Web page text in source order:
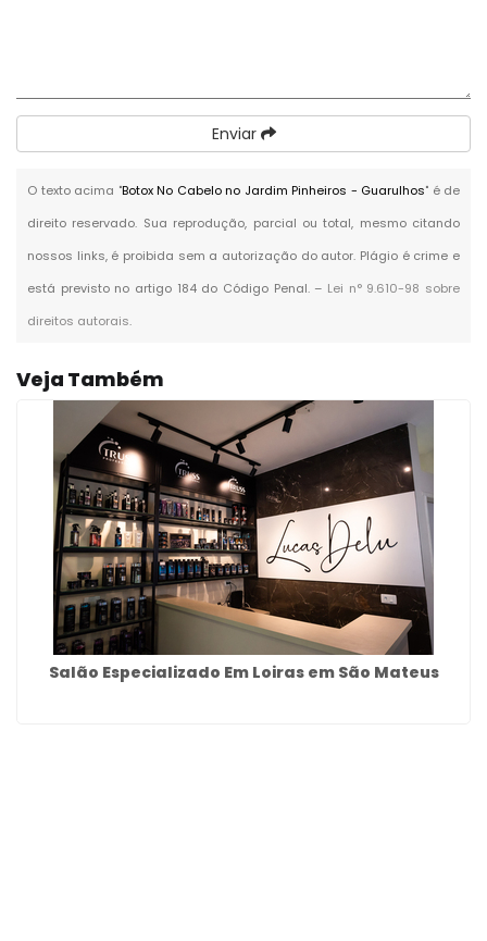
Enviar
O texto acima "Botox No Cabelo no Jardim Pinheiros - Guarulhos" é de
direito reservado. Sua reprodução, parcial ou total, mesmo citando
nossos links, é proibida sem a autorização do autor. Plágio é crime e
está previsto no artigo 184 do Código Penal. – Lei n° 9.610-98 sobre
direitos autorais.
Veja Também
Salão Especializado Em Loiras em São Mateus